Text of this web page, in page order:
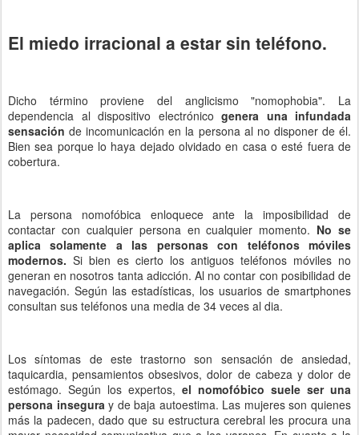
El miedo irracional a estar sin teléfono.
Dicho término proviene del anglicismo "nomophobia". La
dependencia al dispositivo electrónico genera una infundada
sensación de incomunicación en la persona al no disponer de él.
Bien sea porque lo haya dejado olvidado en casa o esté fuera de
cobertura.
La persona nomofóbica enloquece ante la imposibilidad de
contactar con cualquier persona en cualquier momento. No se
aplica solamente a las personas con teléfonos móviles
modernos. Si bien es cierto los antiguos teléfonos móviles no
generan en nosotros tanta adicción. Al no contar con posibilidad de
navegación. Según las estadísticas, los usuarios de smartphones
consultan sus teléfonos una media de 34 veces al dia.
Los síntomas de este trastorno son sensación de ansiedad,
taquicardia, pensamientos obsesivos, dolor de cabeza y dolor de
estómago. Según los expertos, el nomofóbico suele ser una
persona inseguray de baja autoestima. Las mujeres son quienes
más la padecen, dado que su estructura cerebral les procura una